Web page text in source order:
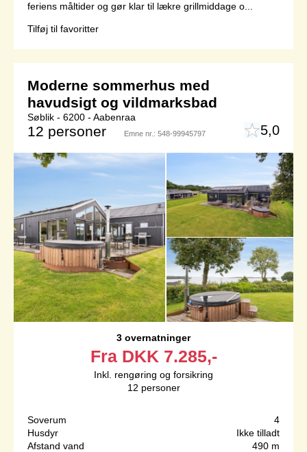
feriens måltider og gør klar til lækre grillmiddage o...
Tilføj til favoritter
Moderne sommerhus med
havudsigt og vildmarksbad
Søblik - 6200 - Aabenraa
12 personer Emne nr.: 548-99945797 5,0
3 overnatninger
Fra DKK 7.285,-
Inkl. rengøring og forsikring
12 personer
Soverum
4
Husdyr
Ikke tilladt
Afstand vand
490 m